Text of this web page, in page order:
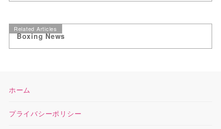
Related Articles
Boxing News
ホーム
プライバシーポリシー